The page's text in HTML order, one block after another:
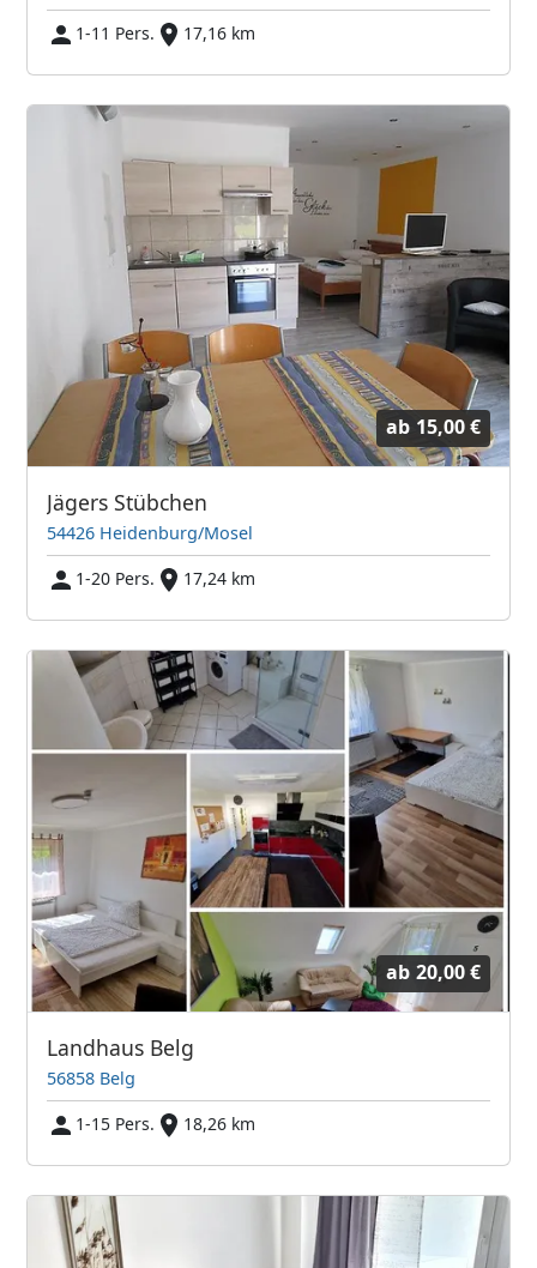
1-11 Pers.
17,16 km
ab 15,00 €
Jägers Stübchen
54426 Heidenburg/Mosel
1-20 Pers.
17,24 km
ab 20,00 €
Landhaus Belg
56858 Belg
1-15 Pers.
18,26 km